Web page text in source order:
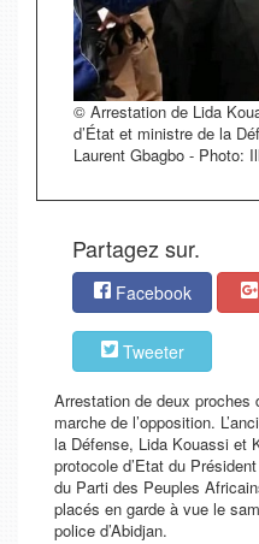
© Arrestation de Lida
d’État et ministre de la
Laurent Gbagbo - Photo:
Partagez sur.
Facebook
Tweeter
Arrestation de deux proches
marche de l’opposition.
la Défense, Lida Kouassi et
protocole d’Etat du
du Parti des Peuples
placés en garde à vue le
police d’Abidjan.